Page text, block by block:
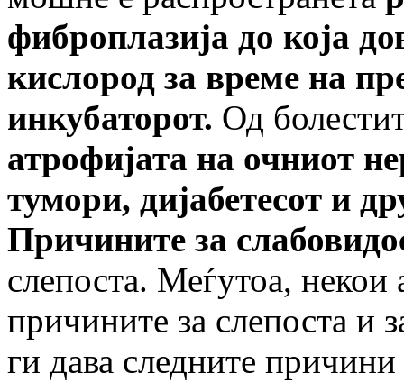
фиброплазија до која
кислород за време на
инкубаторот. Од
атрофијата на очниот
тумори, дијабетесот и
Причините за
слепоста. Меѓутоа, некои
причините за слепоста и
ги дава следните